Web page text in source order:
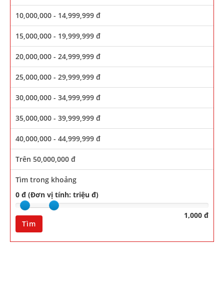
10,000,000 - 14,999,999 đ
15,000,000 - 19,999,999 đ
20,000,000 - 24,999,999 đ
25,000,000 - 29,999,999 đ
30,000,000 - 34,999,999 đ
35,000,000 - 39,999,999 đ
40,000,000 - 44,999,999 đ
Trên 50,000,000 đ
Tìm trong khoảng
0 đ (Đơn vị tính: triệu đ)
1,000 đ
Tìm